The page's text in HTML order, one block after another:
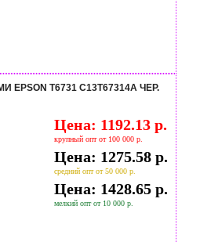
T6731 C13T67314A ЧЕР.
Цена: 1192.13 р.
крупный опт от 100 000 р.
Цена: 1275.58 р.
средний опт от 50 000 р.
Цена: 1428.65 р.
мелкий опт от 10 000 р.